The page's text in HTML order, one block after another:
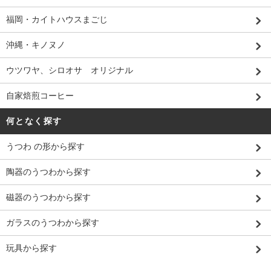
福岡・カイトハウスまごじ
沖縄・キノヌノ
ウツワヤ、シロオサ オリジナル
自家焙煎コーヒー
何となく探す
うつわ の形から探す
陶器のうつわから探す
磁器のうつわから探す
ガラスのうつわから探す
玩具から探す